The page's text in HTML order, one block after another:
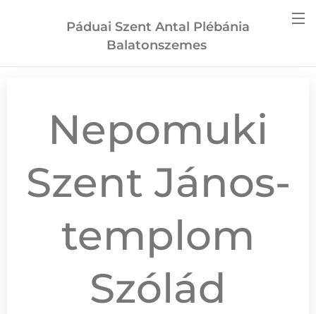
Páduai Szent Antal Plébánia
Balatonszemes
Nepomuki
Szent János-
templom
Szólád